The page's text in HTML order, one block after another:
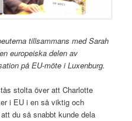
tillsammans med Sarah
europeiska delen av
på EU-möte i Luxenburg.
stolta över att Charlotte
i EU i en så viktig och
du så snabbt kunde dela